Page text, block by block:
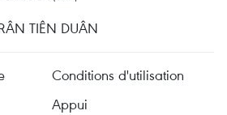
TIÊN DUÂN
Conditions d'utilisation
Appui